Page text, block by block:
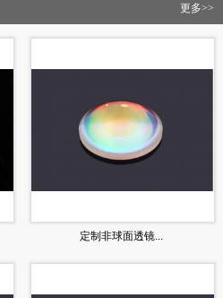
更多>>
定制非球面透镜...